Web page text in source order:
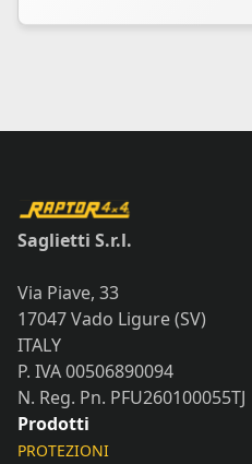
Saglietti S.r.l.
Via Piave, 33
17047 Vado Ligure (SV)
ITALY
P. IVA 00506890094
N. Reg. Pn. PFU260100055TJ
Prodotti
PROTEZIONI